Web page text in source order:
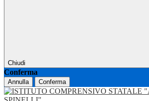
Chiudi
Conferma
Annulla Conferma